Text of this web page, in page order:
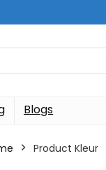
Blogs
Product Kleur